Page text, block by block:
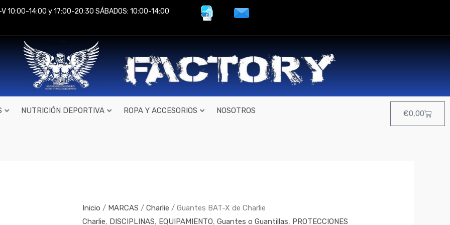
V 10:00-14:00 y 17:00-20:30 SÁBADOS: 10:00-14:00
NUTRICIÓN DEPORTIVA ROPA Y ACCESORIOS NOSOTROS €0,00Cart
Inicio / MARCAS /Charlie / Guantes BAT-X de Charlie
Charlie, DISCIPLINAS, EQUIPAMIENTO,Guantes o Guantillas, PROTECCIONES
de
Charlie